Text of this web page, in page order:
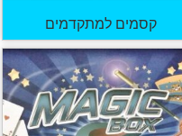
קסמים למתקדמים